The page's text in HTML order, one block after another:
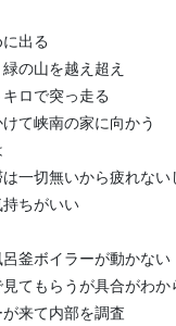
出る
の山を越え超え
ロで突っ走る
て峡南の家に向かう
一切無いから疲れない
ちがいい
釜ボイラーが動かない
てもらうが具合がわか
来て内部を調査